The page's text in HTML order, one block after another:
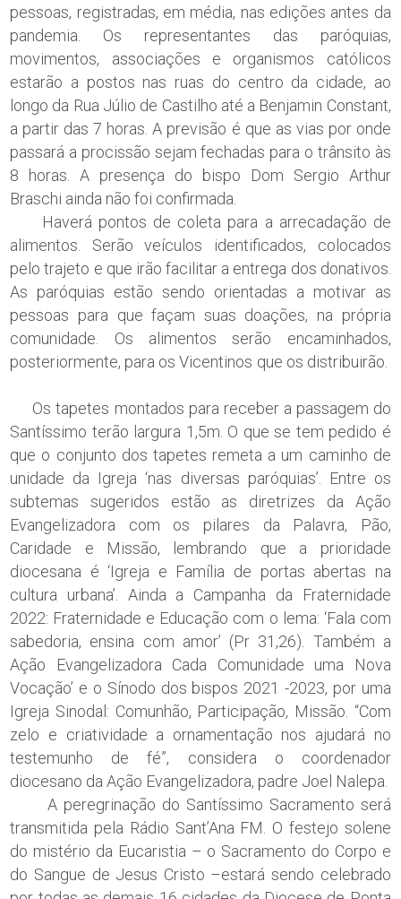
pessoas, registradas, em média, nas edições antes da
pandemia. Os representantes das paróquias,
movimentos, associações e organismos católicos
estarão a postos nas ruas do centro da cidade, ao
longo da Rua Júlio de Castilho até a Benjamin Constant,
a partir das 7 horas. A previsão é que as vias por onde
passará a procissão sejam fechadas para o trânsito às
8 horas. A presença do bispo Dom Sergio Arthur
Braschi ainda não foi confirmada.
Haverá pontos de coleta para a arrecadação de
alimentos. Serão veículos identificados, colocados
pelo trajeto e que irão facilitar a entrega dos donativos.
As paróquias estão sendo orientadas a motivar as
pessoas para que façam suas doações, na própria
comunidade. Os alimentos serão encaminhados,
posteriormente, para os Vicentinos que os distribuirão.
Os tapetes montados para receber a passagem do
Santíssimo terão largura 1,5m. O que se tem pedido é
que o conjunto dos tapetes remeta a um caminho de
unidade da Igreja ‘nas diversas paróquias’. Entre os
subtemas sugeridos estão as diretrizes da Ação
Evangelizadora com os pilares da Palavra, Pão,
Caridade e Missão, lembrando que a prioridade
diocesana é ‘Igreja e Família de portas abertas na
cultura urbana’. Ainda a Campanha da Fraternidade
2022: Fraternidade e Educação com o lema: ‘Fala com
sabedoria, ensina com amor’ (Pr 31,26). Também a
Ação Evangelizadora Cada Comunidade uma Nova
Vocação’ e o Sínodo dos bispos 2021 -2023, por uma
Igreja Sinodal: Comunhão, Participação, Missão. “Com
zelo e criatividade a ornamentação nos ajudará no
testemunho de fé”, considera o coordenador
diocesano da Ação Evangelizadora, padre Joel Nalepa.
A peregrinação do Santíssimo Sacramento será
transmitida pela Rádio Sant’Ana FM. O festejo solene
do mistério da Eucaristia – o Sacramento do Corpo e
do Sangue de Jesus Cristo –estará sendo celebrado